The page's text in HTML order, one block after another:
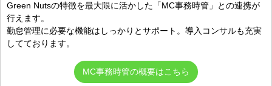
Green Nutsの特徴を最大限に活かした「MC事務時管」との連携が
行えます。
勤怠管理に必要な機能はしっかりとサポート。導入コンサルも充実
してております。
MC事務時管の概要はこちら